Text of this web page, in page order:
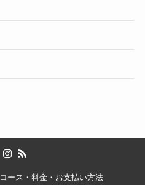
コース・料金・お支払い方法